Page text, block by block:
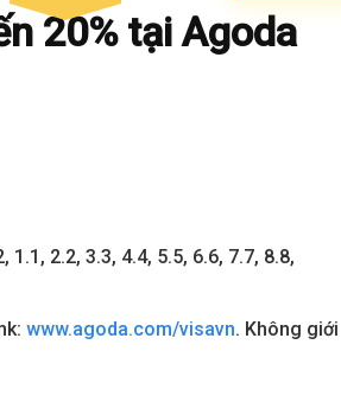
20% tại Agoda
1.1, 2.2, 3.3, 4.4, 5.5, 6.6, 7.7, 8.8,
www.agoda.com/visavn. Không giới